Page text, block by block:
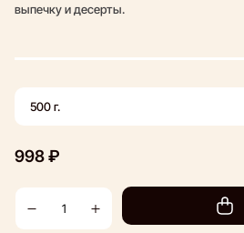
выпечку и десерты.
500 г.
998 ₽